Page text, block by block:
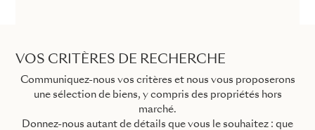
VOS CRITÈRES DE RECHERCHE
Communiquez-nous vos critères et nous vous proposerons
une sélection de biens, y compris des propriétés hors
marché.
Donnez-nous autant de détails que vous le souhaitez : que